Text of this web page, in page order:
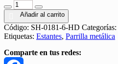
Añadir al carrito
Código: SH-0181-6-HD Categorías:
Etiquetas: Estantes, Parrilla metálica
Comparte en tus redes: